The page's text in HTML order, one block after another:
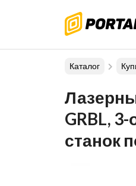
Каталог
GRBL,
станок